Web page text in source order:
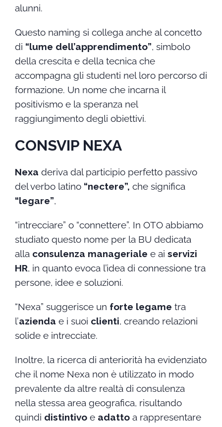
alunni.
Questo naming si collega anche al concetto
di “lume dell’apprendimento”, simbolo
della crescita e della tecnica che
accompagna gli studenti nel loro percorso di
formazione. Un nome che incarna il
positivismo e la speranza nel
raggiungimento degli obiettivi.
CONSVIP NEXA
Nexa deriva dal participio perfetto passivo
del verbo latino“nectere”, che significa
“legare”,
“intrecciare” o “connettere”. In OTO abbiamo
studiato questo nome per la BU dedicata
alla consulenza manageriale e ai servizi
HR, in quanto evoca l’idea di connessione tra
persone, idee e soluzioni.
“Nexa” suggerisce un forte legame tra
l’azienda e i suoi clienti, creando relazioni
solide e intrecciate.
Inoltre, la ricerca di anteriorità ha evidenziato
che il nome Nexa non è utilizzato in modo
prevalente da altre realtà di consulenza
nella stessa area geografica, risultando
quindi distintivoe adatto a rappresentare